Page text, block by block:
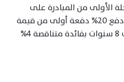
الأولى من المبادرة على
مساحة 7600 فدان ويتم دفع 20% دفعة أولى من قيمة
الأرض ويسدد الباقي على 8 سنوات بفائدة متناقصة 4%